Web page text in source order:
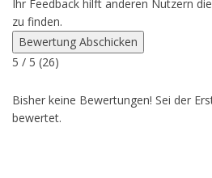
Ihr Feedback hilft anderen Nutzern
zu finden.
Bewertung Abschicken
5 / 5 (26)
Bisher keine Bewertungen! Sei der
bewertet.